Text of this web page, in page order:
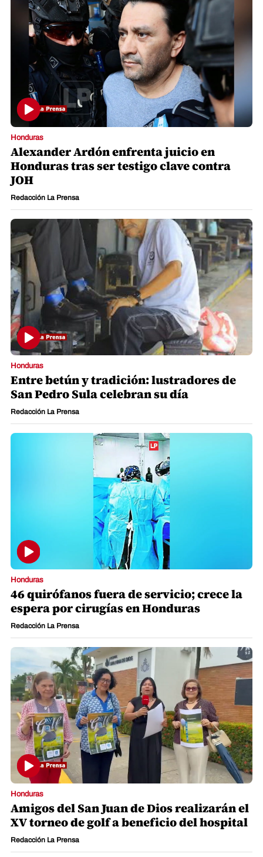
Honduras
Alexander Ardón enfrenta juicio en
Honduras tras ser testigo clave contra
JOH
Redacción La Prensa
Honduras
Entre betún y tradición: lustradores de
San Pedro Sula celebran su día
Redacción La Prensa
Honduras
46 quirófanos fuera de servicio; crece la
espera por cirugías en Honduras
Redacción La Prensa
Honduras
Amigos del San Juan de Dios realizarán el
XV torneo de golf a beneficio del hospital
Redacción La Prensa